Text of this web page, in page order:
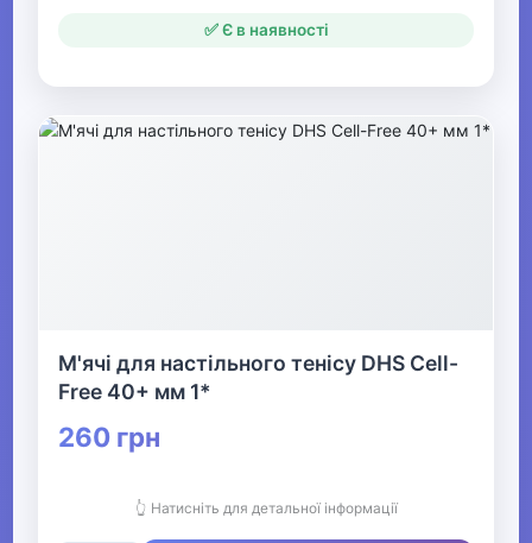
✅ Є в наявності
М'ячі для настільного тенісу DHS Cell-
Free 40+ мм 1*
260 грн
👆 Натисніть для детальної інформації